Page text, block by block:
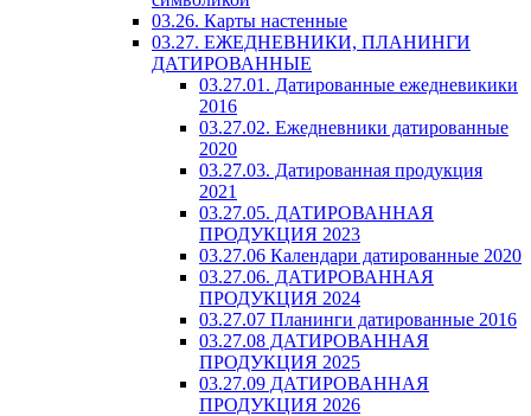
03.26. Карты настенные
03.27. ЕЖЕДНЕВНИКИ, ПЛАНИНГИ
ДАТИРОВАННЫЕ
03.27.01. Датированные ежедневикики
2016
03.27.02. Ежедневники датированные
2020
03.27.03. Датированная продукция
2021
03.27.05. ДАТИРОВАННАЯ
ПРОДУКЦИЯ 2023
03.27.06 Календари датированные 2020
03.27.06. ДАТИРОВАННАЯ
ПРОДУКЦИЯ 2024
03.27.07 Планинги датированные 2016
03.27.08 ДАТИРОВАННАЯ
ПРОДУКЦИЯ 2025
03.27.09 ДАТИРОВАННАЯ
ПРОДУКЦИЯ 2026